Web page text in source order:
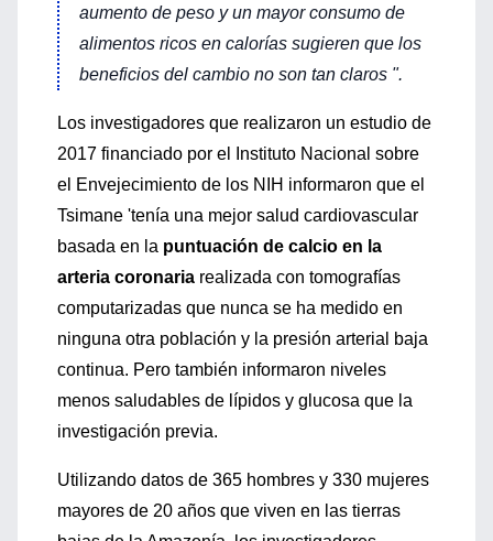
aumento de peso y un mayor consumo de
alimentos ricos en calorías sugieren que los
beneficios del cambio no son tan claros ".
Los investigadores que realizaron un estudio de
2017 financiado por el Instituto Nacional sobre
el Envejecimiento de los NIH informaron que el
Tsimane 'tenía una mejor salud cardiovascular
basada en la puntuación de calcio en la
arteria coronaria realizada con tomografías
computarizadas que nunca se ha medido en
ninguna otra población y la presión arterial baja
continua. Pero también informaron niveles
menos saludables de lípidos y glucosa que la
investigación previa.
Utilizando datos de 365 hombres y 330 mujeres
mayores de 20 años que viven en las tierras